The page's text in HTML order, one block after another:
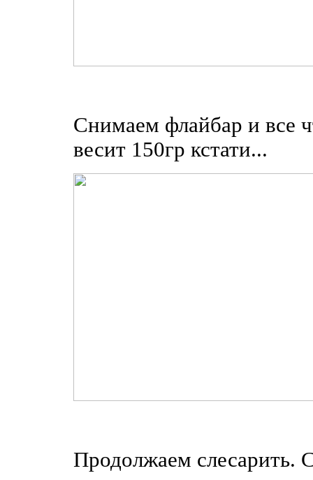
Снимаем флайбар и все
весит 150гр кстати...
Продолжаем слесарить.